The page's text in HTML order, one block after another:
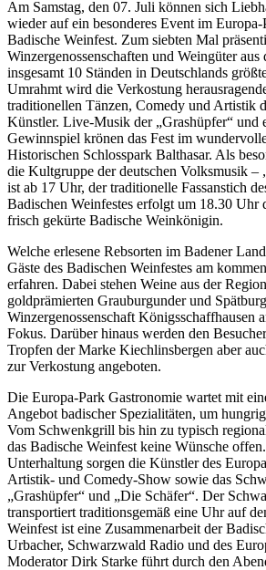
Am Samstag, den 07. Juli können sich
wieder auf ein besonderes Event im Europa-
Badische Weinfest. Zum siebten Mal
Winzergenossenschaften und Weingüter aus
insgesamt 10 Ständen in Deutschlands
Umrahmt wird die Verkostung
traditionellen Tänzen, Comedy und Artistik
Künstler. Live-Musik der „Grashüpfer“ und
Gewinnspiel krönen das Fest im
Historischen Schlosspark Balthasar. Als
die Kultgruppe der deutschen Volksmusik –
ist ab 17 Uhr, der traditionelle Fassanstich
Badischen Weinfestes erfolgt um 18.30 Uhr
frisch gekürte Badische Weinkönigin.
Welche erlesene Rebsorten im Badener
Gäste des Badischen Weinfestes am
erfahren. Dabei stehen Weine aus der
goldprämierten Grauburgunder und
Winzergenossenschaft Königsschaffhausen
Fokus. Darüber hinaus werden den
Tropfen der Marke Kiechlinsbergen aber
zur Verkostung angeboten.
Die Europa-Park Gastronomie wartet mit
Angebot badischer Spezialitäten, um
Vom Schwenkgrill bis hin zu typisch
das Badische Weinfest keine Wünsche
Unterhaltung sorgen die Künstler des
Artistik- und Comedy-Show sowie das
„Grashüpfer“ und „Die Schäfer“. Der
transportiert traditionsgemäß eine Uhr auf
Weinfest ist eine Zusammenarbeit der
Urbacher, Schwarzwald Radio und des
Moderator Dirk Starke führt durch den